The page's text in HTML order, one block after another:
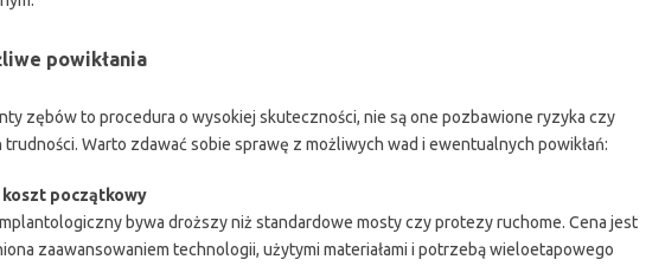
powikłania
zębów to procedura o wysokiej skuteczności, nie są one pozbawione ryzyka czy
Warto zdawać sobie sprawę z możliwych wad i ewentualnych powikłań:
koszt początkowy
bywa droższy niż standardowe mosty czy protezy ruchome. Cena jest
zaawansowaniem technologii, użytymi materiałami i potrzebą wieloetapowego